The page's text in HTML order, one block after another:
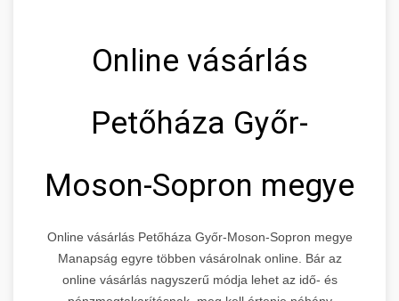
Online vásárlás
Petőháza Győr-
Moson-Sopron megye
Online vásárlás Petőháza Győr-Moson-Sopron megye
Manapság egyre többen vásárolnak online. Bár az
online vásárlás nagyszerű módja lehet az idő- és